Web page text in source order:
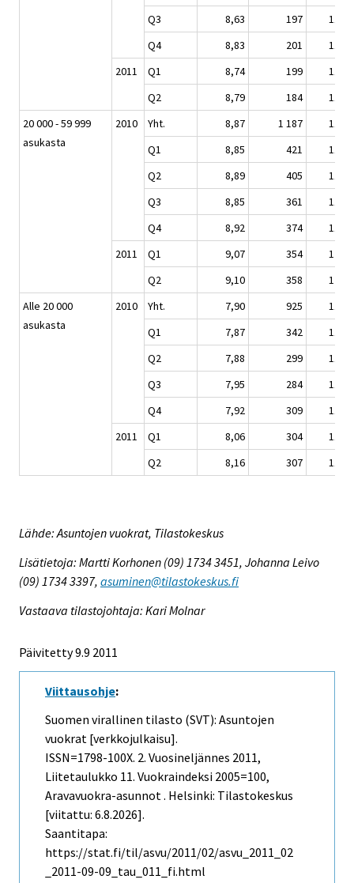
Q3
8,63 197
116,9
Q4
8,83 201
119,7
2011
Q1 8,74 199
118,4
Q2
8,79 184
119,1
20 000 - 59 999
asukasta
2010 Yht. 8,87 1 187
118,3
Q1
8,85 421
118,1
Q2
8,89 405
118,7
Q3
8,85 361
118,1
Q4
8,92 374
119,0
2011
Q1 9,07 354
121,1
Q2
9,10 358
121,4
Alle 20 000
asukasta
2010 Yht. 7,90 925
116,1
Q1
7,87 342
115,6
Q2
7,88 299
115,8
Q3
7,95 284
116,8
Q4
7,92 309
116,4
2011
Q1 8,06 304
118,5
Q2
8,16 307 119,9
Lähde: Asuntojen vuokrat, Tilastokeskus
Lisätietoja: Martti Korhonen (09) 1734 3451, Johanna Leivo
(09) 1734 3397, asuminen@tilastokeskus.fi
Vastaava tilastojohtaja: Kari Molnar
Päivitetty 9.9 2011
Viittausohje:
Suomen virallinen tilasto (SVT): Asuntojen
vuokrat [verkkojulkaisu].
ISSN=1798-100X. 2. Vuosineljännes 2011,
Liitetaulukko 11. Vuokraindeksi 2005=100,
Aravavuokra-asunnot . Helsinki: Tilastokeskus
[viitattu: 6.8.2026].
Saantitapa:
https://stat.fi/til/asvu/2011/02/asvu_2011_02
_2011-09-09_tau_011_fi.html